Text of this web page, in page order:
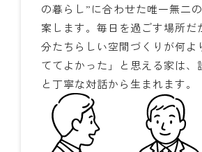
の暮らし”に合わせた唯一無二
案します。毎日を過ごす場所だ
分たちらしい空間づくりが何よ
ててよかった」と思える家は、
と丁寧な対話から生まれます。